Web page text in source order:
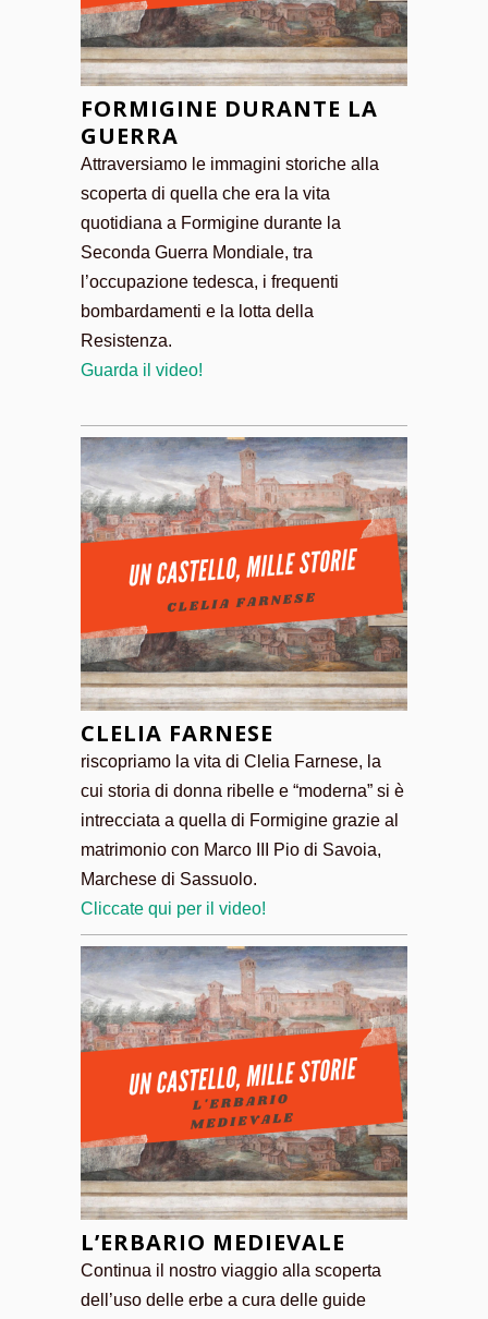
FORMIGINE DURANTE LA
GUERRA
Attraversiamo le immagini storiche alla
scoperta di quella che era la vita
quotidiana a Formigine durante la
Seconda Guerra Mondiale, tra
l’occupazione tedesca, i frequenti
bombardamenti e la lotta della
Resistenza.
Guarda il video!
CLELIA FARNESE
riscopriamo la vita di Clelia Farnese, la
cui storia di donna ribelle e “moderna” si è
intrecciata a quella di Formigine grazie al
matrimonio con Marco III Pio di Savoia,
Marchese di Sassuolo.
Cliccate qui per il video!
L’ERBARIO MEDIEVALE
Continua il nostro viaggio alla scoperta
dell’uso delle erbe a cura delle guide